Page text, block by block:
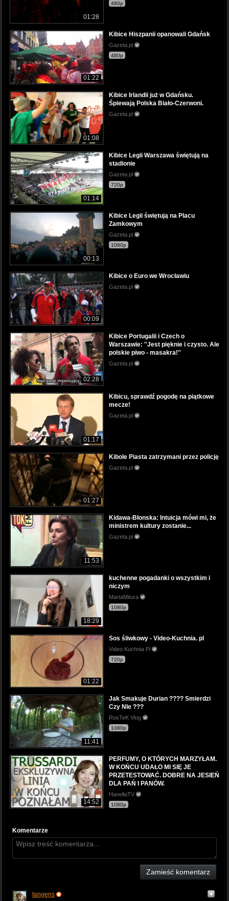
01:28
480p
01:22
Kibice Hiszpanii opanowali Gdańsk
Gazeta.pl
480p
01:08
Kibice Irlandii już w Gdańsku.
Śpiewają Polska Biało-Czerwoni.
Gazeta.pl
01:14
Kibice Legii Warszawa świętują na
stadionie
Gazeta.pl
720p
00:13
Kibice Legii świętują na Placu
Zamkowym
Gazeta.pl
1080p
00:09
Kibice o Euro we Wrocławiu
Gazeta.pl
02:28
Kibice Portugalii i Czech o
Warszawie: ''Jest pięknie i czysto. Ale
polskie piwo - masakra!''
Gazeta.pl
01:17
Kibicu, sprawdź pogodę na piątkowe
mecze!
Gazeta.pl
01:27
Kibole Piasta zatrzymani przez policję
Gazeta.pl
11:53
Kidawa-Błonska: Intuicja mówi mi, że
ministrem kultury zostanie...
Gazeta.pl
18:29
kuchenne pogadanki o wszystkim i
niczym
MartaMitura
1080p
01:22
Sos śliwkowy - Video-Kuchnia. pl
Video Kuchnia Pl
720p
11:41
Jak Smakuje Durian ???? Smierdzi
Czy NIe ???
RosTeK Vlog
1080p
14:52
PERFUMY, O KTÓRYCH MARZYŁAM.
W KOŃCU UDAŁO MI SIĘ JE
PRZETESTOWAĆ. DOBRE NA JESIEŃ
DLA PAŃ I PANÓW.
HanellaTV
1080p
Komentarze
Zamieść komentarz
tangens